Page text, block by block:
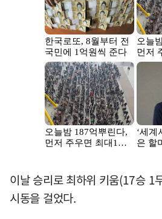
이날 승리로 최하위 키움(17승 1
시동을 걸었다.